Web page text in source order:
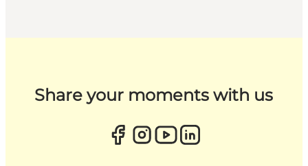
Share your moments with us